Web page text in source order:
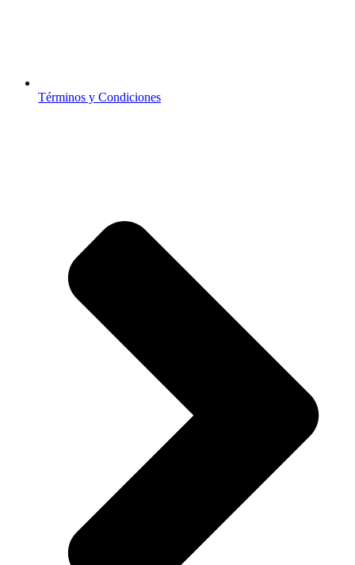
Términos y Condiciones